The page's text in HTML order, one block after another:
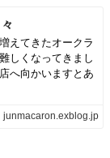
えてきたオークラ
しくなってきまし
へ向かいますとあ
junmacaron.exblog.jp